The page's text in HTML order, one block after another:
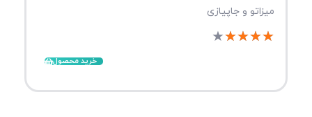
میزاتو و جاپیازی
★
★
★
★
★
خرید محصول